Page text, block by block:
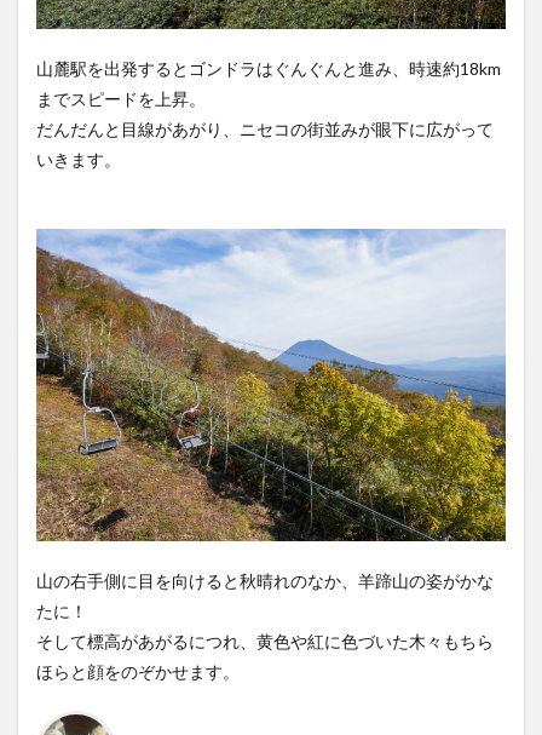
山麓駅を出発するとゴンドラはぐんぐんと進み、時速約18km
までスピードを上昇。
だんだんと目線があがり、ニセコの街並みが眼下に広がって
いきます。
山の右手側に目を向けると秋晴れのなか、羊蹄山の姿がかな
たに！
そして標高があがるにつれ、黄色や紅に色づいた木々もちら
ほらと顔をのぞかせます。